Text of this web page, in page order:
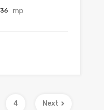
36 mp
4 Next